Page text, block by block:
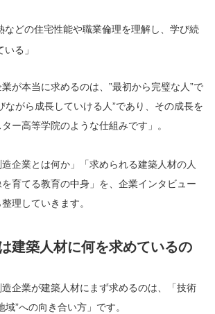
などの住宅性能や職業倫理を理解し、学び続
る」
が本当に求めるのは、”最初から完璧な人”で
ながら成長していける人”であり、その成長を
ー高等学院のような仕組みです」。
企業とは何か」「求められる建築人材の人
育てる教育の中身」を、企業インタビュー
理していきます。
建築人材に何を求めているの
企業が建築人材にまず求めるのは、「技術
域”への向き合い方」です。